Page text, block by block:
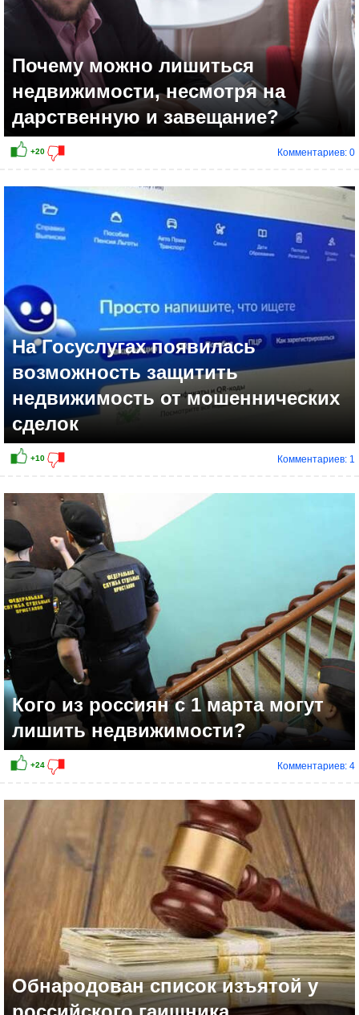
Почему можно лишиться
недвижимости, несмотря на
дарственную и завещание?
Комментариев: 0
На Госуслугах появилась
возможность защитить
недвижимость от мошеннических
сделок
Комментариев: 1
Кого из россиян с 1 марта могут
лишить недвижимости?
Комментариев: 4
Обнародован список изъятой у